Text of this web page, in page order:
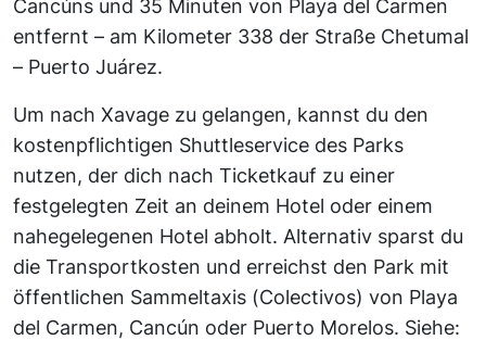
Cancúns und 35 Minuten von Playa del Carmen
entfernt – am Kilometer 338 der Straße Chetumal
– Puerto Juárez.
Um nach Xavage zu gelangen, kannst du den
kostenpflichtigen Shuttleservice des Parks
nutzen, der dich nach Ticketkauf zu einer
festgelegten Zeit an deinem Hotel oder einem
nahegelegenen Hotel abholt. Alternativ sparst du
die Transportkosten und erreichst den Park mit
öffentlichen Sammeltaxis (Colectivos) von Playa
del Carmen, Cancún oder Puerto Morelos. Siehe: